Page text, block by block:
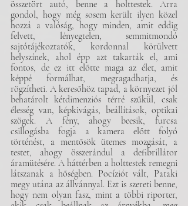
összetört autó, benne a holttestek. Arra
gondol, hogy még sosem került ilyen közel
hozzá a valóság, hogy minden, amit eddig
felvett, lényegtelen, semmitmondó
sajtótájékoztatók, kordonnal körülvett
helyszínek, ahol épp azt takarták el, ami
fontos, de ez itt előtte maga az élet, amit
képpé formálhat, megragadhatja, és
rögzítheti. A keresőhöz tapad, a környezet jól
behatárolt kétdimenziós térré szűkül, csak
élesség van, képkivágás, beállítások, optikai
szögek. A fény, ahogy beesik, furcsa
csillogásba fogja a kamera előtt folyó
történést, a mentősök ütemes mozgását, a
testet, ahogy összerándul a defibrillátor
áramütésére. A háttérben a holttestek remegni
látszanak a hőségben. Pocíziót vált, Pataki
megy utána az állvánnyal. Ezt is szereti benne,
hogy nem olyan fasz, mint a többi riporter,